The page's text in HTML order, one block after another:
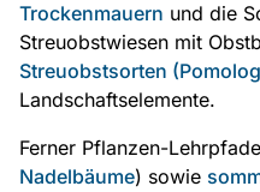
Trockenmauern und die
Streuobstwiesen mit
Streuobstsorten
Landschaftselemente.
Ferner Pflanzen-
Nadelbäume) sowie